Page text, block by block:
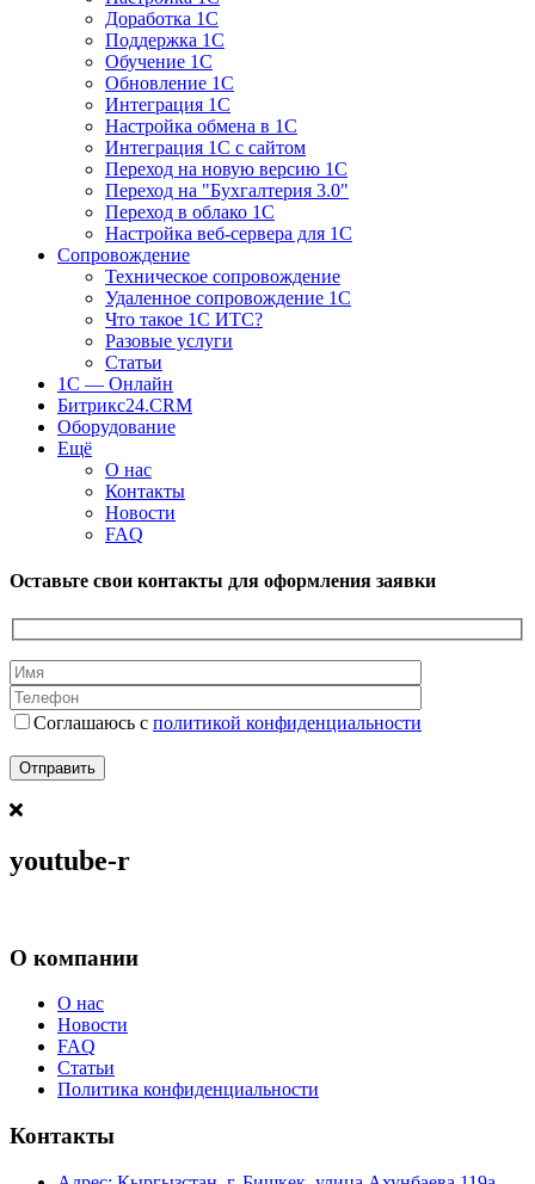
Доработка 1С
Поддержка 1С
Обучение 1С
Обновление 1С
Интеграция 1С
Настройка обмена в 1С
Интеграция 1С с сайтом
Переход на новую версию 1С
Переход на "Бухгалтерия 3.0"
Переход в облако 1С
Настройка веб-сервера для 1С
Сопровождение
Техническое сопровождение
Удаленное сопровождение 1С
Что такое 1С ИТС?
Разовые услуги
Статьи
1С — Онлайн
Битрикс24.CRM
Оборудование
Ещё
О нас
Контакты
Новости
FAQ
Оставьте свои контакты для оформления заявки
Соглашаюсь с политикой конфиденциальности
youtube-r
О компании
О нас
Новости
FAQ
Статьи
Политика конфиденциальности
Контакты